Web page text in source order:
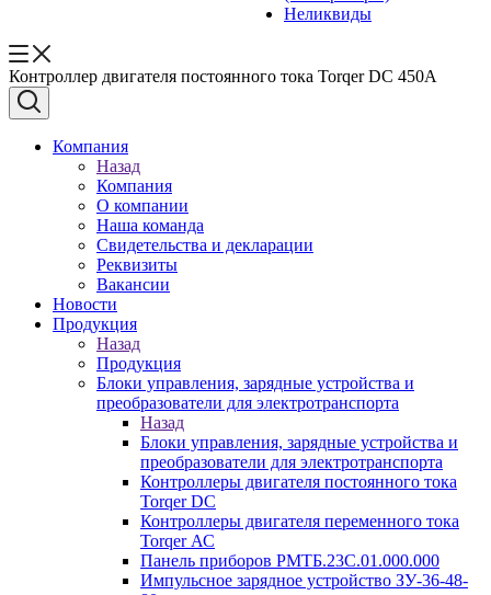
Неликвиды
Контроллер двигателя постоянного тока Torqer DC 450A
Компания
Назад
Компания
О компании
Наша команда
Свидетельства и декларации
Реквизиты
Вакансии
Новости
Продукция
Назад
Продукция
Блоки управления, зарядные устройства и
преобразователи для электротранспорта
Назад
Блоки управления, зарядные устройства и
преобразователи для электротранспорта
Контроллеры двигателя постоянного тока
Torqer DC
Контроллеры двигателя переменного тока
Torqer АС
Панель приборов РМТБ.23С.01.000.000
Импульсное зарядное устройство ЗУ-36-48-